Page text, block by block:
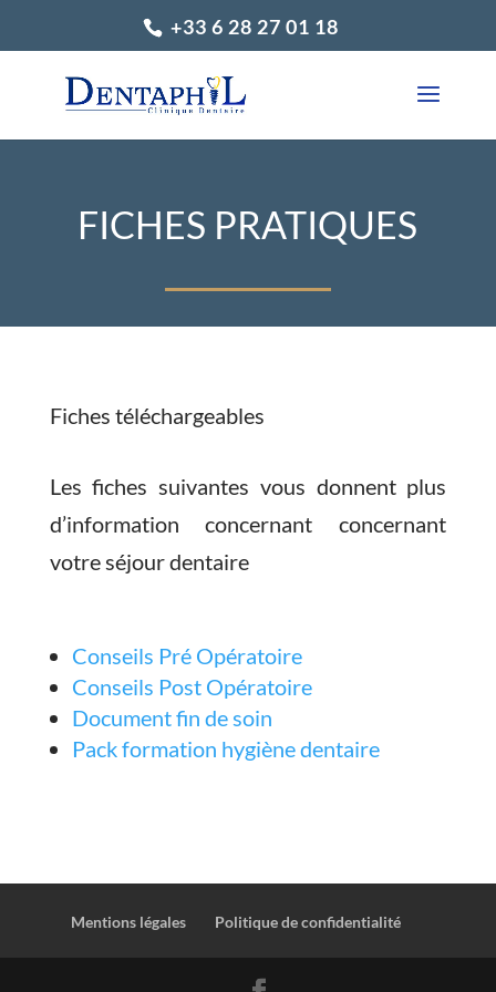
+33 6 28 27 01 18
FICHES PRATIQUES
Fiches téléchargeables
Les fiches suivantes vous donnent plus
d’information concernant concernant
votre séjour dentaire
Conseils Pré Opératoire
Conseils Post Opératoire
Document fin de soin
Pack formation hygiène dentaire
Mentions légales Politique de confidentialité